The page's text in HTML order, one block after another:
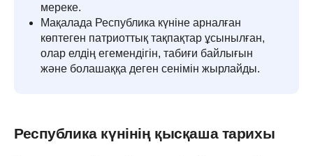
мереке.
Мақалада Республика күніне арналған
көптеген патриоттық тақпақтар ұсынылған,
олар елдің егемендігін, табиғи байлығын
және болашаққа деген сенімін жырлайды.
Республика күнінің қысқаша тарихы